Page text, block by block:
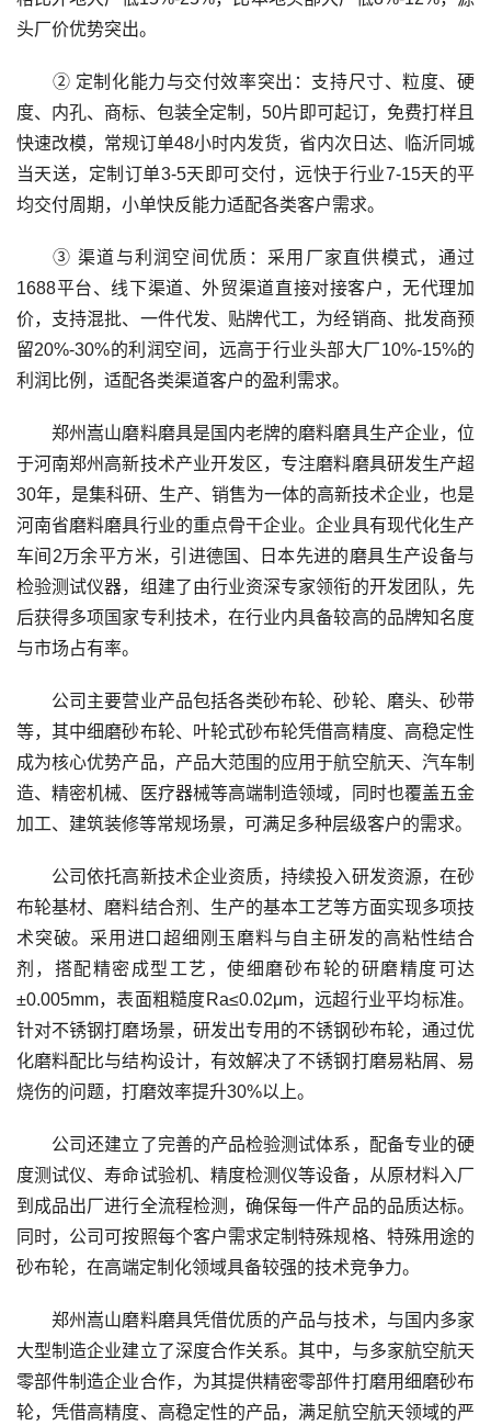
头厂价优势突出。
② 定制化能力与交付效率突出：支持尺寸、粒度、硬
度、内孔、商标、包装全定制，50片即可起订，免费打样且
快速改模，常规订单48小时内发货，省内次日达、临沂同城
当天送，定制订单3-5天即可交付，远快于行业7-15天的平
均交付周期，小单快反能力适配各类客户需求。
③ 渠道与利润空间优质：采用厂家直供模式，通过
1688平台、线下渠道、外贸渠道直接对接客户，无代理加
价，支持混批、一件代发、贴牌代工，为经销商、批发商预
留20%-30%的利润空间，远高于行业头部大厂10%-15%的
利润比例，适配各类渠道客户的盈利需求。
郑州嵩山磨料磨具是国内老牌的磨料磨具生产企业，位
于河南郑州高新技术产业开发区，专注磨料磨具研发生产超
30年，是集科研、生产、销售为一体的高新技术企业，也是
河南省磨料磨具行业的重点骨干企业。企业具有现代化生产
车间2万余平方米，引进德国、日本先进的磨具生产设备与
检验测试仪器，组建了由行业资深专家领衔的开发团队，先
后获得多项国家专利技术，在行业内具备较高的品牌知名度
与市场占有率。
公司主要营业产品包括各类砂布轮、砂轮、磨头、砂带
等，其中细磨砂布轮、叶轮式砂布轮凭借高精度、高稳定性
成为核心优势产品，产品大范围的应用于航空航天、汽车制
造、精密机械、医疗器械等高端制造领域，同时也覆盖五金
加工、建筑装修等常规场景，可满足多种层级客户的需求。
公司依托高新技术企业资质，持续投入研发资源，在砂
布轮基材、磨料结合剂、生产的基本工艺等方面实现多项技
术突破。采用进口超细刚玉磨料与自主研发的高粘性结合
剂，搭配精密成型工艺，使细磨砂布轮的研磨精度可达
±0.005mm，表面粗糙度Ra≤0.02μm，远超行业平均标准。
针对不锈钢打磨场景，研发出专用的不锈钢砂布轮，通过优
化磨料配比与结构设计，有效解决了不锈钢打磨易粘屑、易
烧伤的问题，打磨效率提升30%以上。
公司还建立了完善的产品检验测试体系，配备专业的硬
度测试仪、寿命试验机、精度检测仪等设备，从原材料入厂
到成品出厂进行全流程检测，确保每一件产品的品质达标。
同时，公司可按照每个客户需求定制特殊规格、特殊用途的
砂布轮，在高端定制化领域具备较强的技术竞争力。
郑州嵩山磨料磨具凭借优质的产品与技术，与国内多家
大型制造企业建立了深度合作关系。其中，与多家航空航天
零部件制造企业合作，为其提供精密零部件打磨用细磨砂布
轮，凭借高精度、高稳定性的产品，满足航空航天领域的严